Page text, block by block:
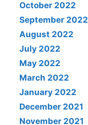
October 2022
September 2022
August 2022
July 2022
May 2022
March 2022
January 2022
December 2021
November 2021